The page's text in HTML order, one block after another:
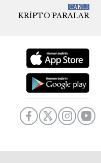
KRIPTO PARALAR
CANLI